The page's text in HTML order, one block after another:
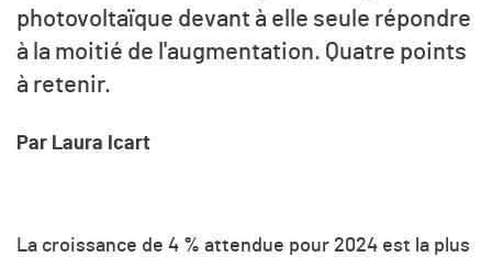
photovoltaïque devant à elle seule répondre
à la moitié de l'augmentation. Quatre points
à retenir.
Par Laura Icart
La croissance de 4 % attendue pour 2024 est la plus